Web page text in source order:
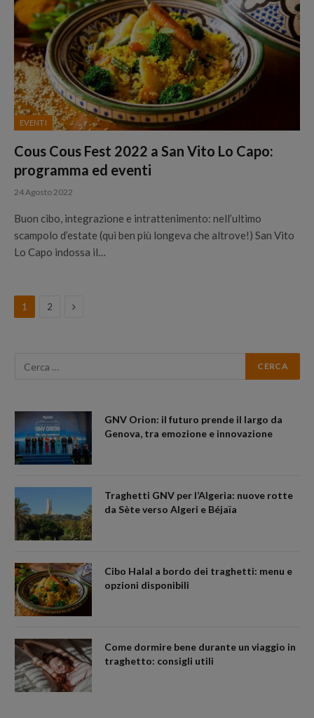
EVENTI
Cous Cous Fest 2022 a San Vito Lo Capo:
programma ed eventi
24 Agosto 2022
Buon cibo, integrazione e intrattenimento: nell’ultimo
scampolo d’estate (qui ben più longeva che altrove!) San Vito
Lo Capo indossa il…
1 2 Next
GNV Orion: il futuro prende il largo da
Genova, tra emozione e innovazione
Traghetti GNV per l’Algeria: nuove rotte
da Sète verso Algeri e Béjaïa
Cibo Halal a bordo dei traghetti: menu e
opzioni disponibili
Come dormire bene durante un viaggio in
traghetto: consigli utili